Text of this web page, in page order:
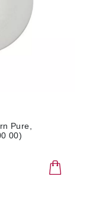
Pure,
00)